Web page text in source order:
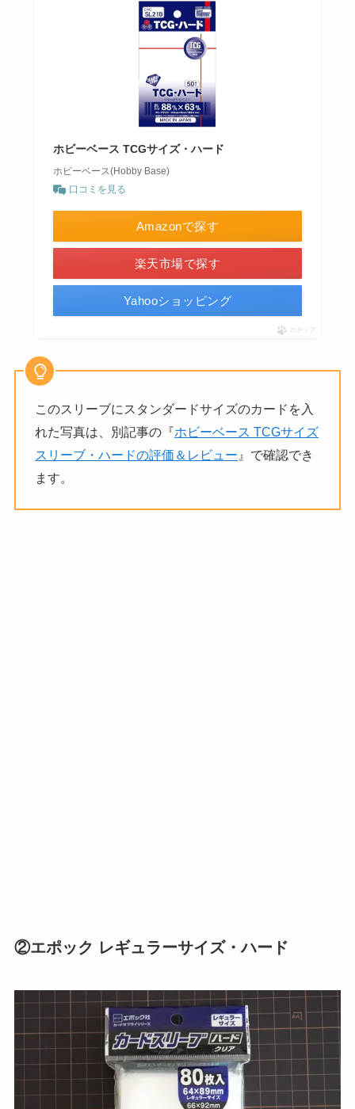
ホビーベース TCGサイズ・ハード
ホビーベース(Hobby Base)
口コミを見る
Amazonで探す
楽天市場で探す
Yahooショッピング
ポチップ
このスリーブにスタンダードサイズのカードを入
れた写真は、別記事の『ホビーベース TCGサイズ
スリーブ・ハードの評価＆レビュー 』で確認でき
ます。
②エポック レギュラーサイズ・ハード